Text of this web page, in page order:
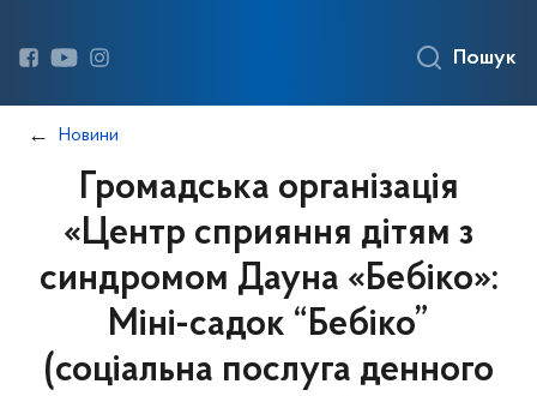
Пошук
Новини
Громадська організація
«Центр сприяння дітям з
синдромом Дауна «Бебіко»:
Міні-садок “Бебіко”
(соціальна послуга денного